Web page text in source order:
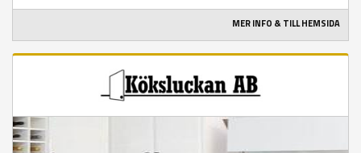
MER INFO & TILL HEMSIDA